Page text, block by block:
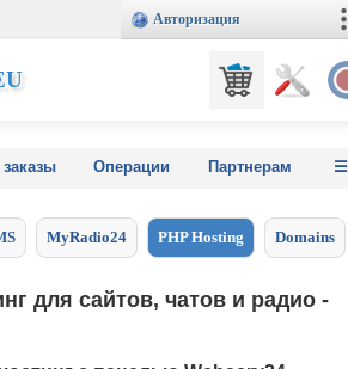
Авторизация
Операции Партнерам
MyRadio24 PHP Hosting Domains
для сайтов, чатов и радио -